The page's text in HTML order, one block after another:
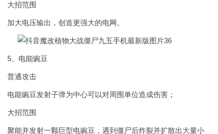
大招范围
加大电压输出，创造更强大的电网。
5、电能豌豆
普通攻击
电能豌豆发射子弹为中心可以对周围单位造成伤害；
大招范围
聚能并发射一颗巨型电豌豆，遇到僵尸后炸裂并扩散出大量小